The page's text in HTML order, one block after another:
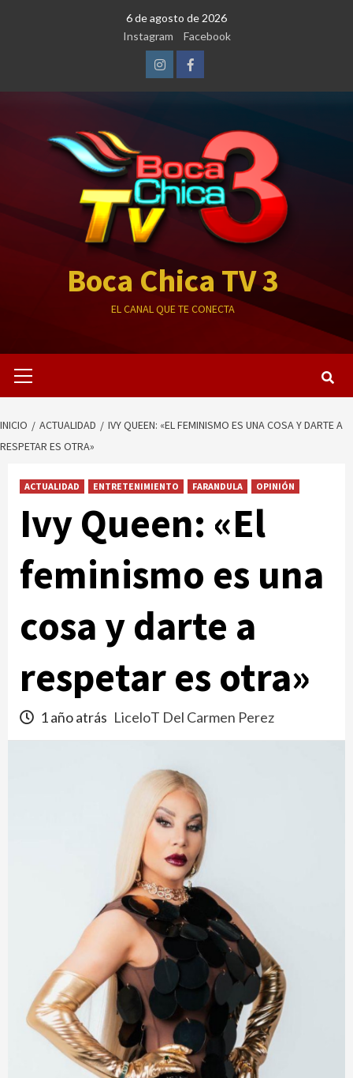
6 de agosto de 2026
Instagram
Facebook
InstagramFacebook
Boca Chica TV 3
EL CANAL QUE TE CONECTA
primario
INICIO ACTUALIDAD
IVY QUEEN: «EL FEMINISMO ES UNA COSA Y DARTE A
RESPETAR ES OTRA»
ACTUALIDAD ENTRETENIMIENTO FARANDULA OPINIÓN
Ivy Queen: «El
feminismo es una
cosa y darte a
respetar es otra»
1 año atrás LiceloT Del Carmen Perez